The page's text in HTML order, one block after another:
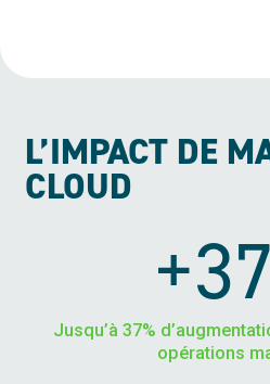
L’IMPACT DE
CLOUD
Jusqu’à 37%
opérations